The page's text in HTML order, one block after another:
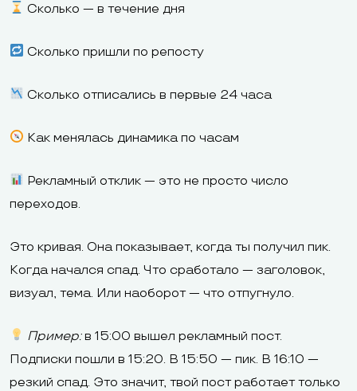
Сколько — в течение дня
Сколько пришли по репосту
Сколько отписались в первые 24 часа
Как менялась динамика по часам
Рекламный отклик — это не просто число
переходов.
Это кривая. Она показывает, когда ты получил пик.
Когда начался спад. Что сработало — заголовок,
визуал, тема. Или наоборот — что отпугнуло.
Пример:в 15:00 вышел рекламный пост.
Подписки пошли в 15:20. В 15:50 — пик. В 16:10 —
резкий спад. Это значит, твой пост работает только